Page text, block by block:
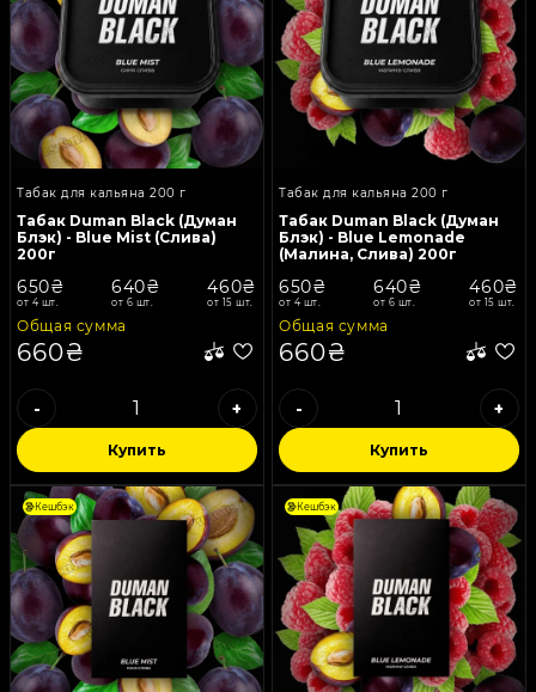
Табак для кальяна 200 г
Табак Duman Black (Думан
Блэк) - Blue Mist (Слива)
200г
650₴
от 4 шт.
640₴
от 6 шт.
460₴
от 15 шт.
Общая сумма
660₴
- +
Купить
Табак для кальяна 200 г
Табак Duman Black (Думан
Блэк) - Blue Lemonade
(Малина, Слива) 200г
650₴
от 4 шт.
640₴
от 6 шт.
460₴
от 15 шт.
Общая сумма
660₴
- +
Купить
Кешбэк Кешбэк